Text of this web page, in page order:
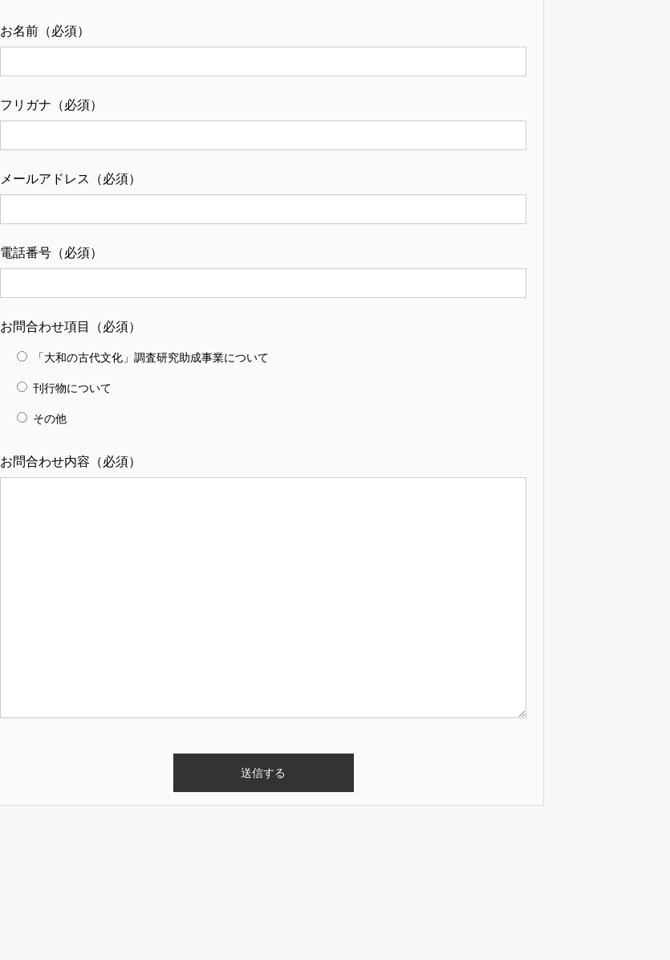
お名前（必須）
フリガナ（必須）
メールアドレス（必須）
電話番号（必須）
お問合わせ項目（必須）
「大和の古代文化」調査研究助成事業について
刊行物について
その他
お問合わせ内容（必須）